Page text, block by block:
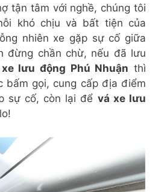
tận tâm với nghề, chúng tôi
khó chịu và bất tiện của
nhiên xe gặp sự cố giữa
đừng chần chừ, nếu đã lưu
lưu động Phú Nhuận thì
bấm gọi, cung cấp địa điểm
sự cố, còn lại để vá xe lưu
lo!